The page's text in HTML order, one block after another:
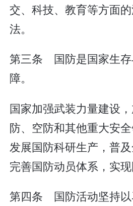
交、科技、教育等方面
法。
第三条 国防是国家生存
障。
国家加强武装力量建设
防、空防和其他重大安
发展国防科研生产，普
完善国防动员体系，实现
第四条 国防活动坚持以